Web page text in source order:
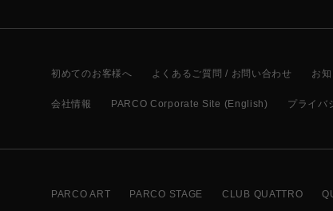
初めてのお客様へ よくあるご質問 / お問い合わせ お
会社情報 PARCO Corporate Site (English) プライバ
PARCO ART PARCO STAGE CLUB QUATTRO